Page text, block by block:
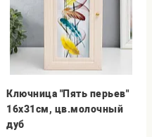
Ключница "Пять перьев"
16х31см, цв.молочный
дуб